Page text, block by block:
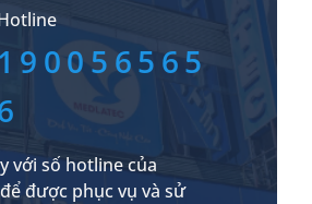
190056565
với số hotline của
để được phục vụ và sử